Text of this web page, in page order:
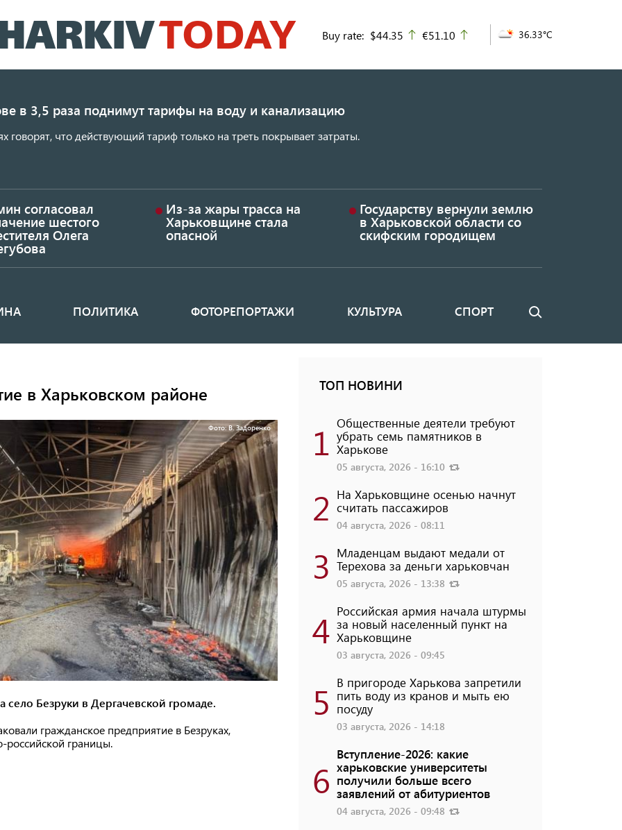
к
основному
Buy rate: $44.35 up
€51.10 36.33°C
в 3,5 раза поднимут тарифы на воду и канализацию
говорят, что действующий тариф только на треть покрывает затраты.
согласовал
шестого
Олега
Из-за жары трасса на
Харьковщине стала
опасной
Государству вернули землю
в Харьковской области со
скифским городищем
ПОЛИТИКА ФОТОРЕПОРТАЖИ КУЛЬТУРА СПОРТ Поиск
в Харьковском районе
Фото: В. Задоренко
Безруки в Дергачевской громаде.
гражданское предприятие в Безруках,
российской границы.
ТОП НОВИНИ
1 Общественные деятели требуют
убрать семь памятников в
Харькове
05 августа, 2026 - 16:10
2 На Харьковщине осенью начнут
считать пассажиров
04 августа, 2026 - 08:11
3 Младенцам выдают медали от
Терехова за деньги харьковчан
05 августа, 2026 - 13:38
4 Российская армия начала штурмы
за новый населенный пункт на
Харьковщине
03 августа, 2026 - 09:45
5 В пригороде Харькова запретили
пить воду из кранов и мыть ею
посуду
03 августа, 2026 - 14:18
6
Вступление-2026: какие
харьковские университеты
получили больше всего
заявлений от абитуриентов
04 августа, 2026 - 09:48